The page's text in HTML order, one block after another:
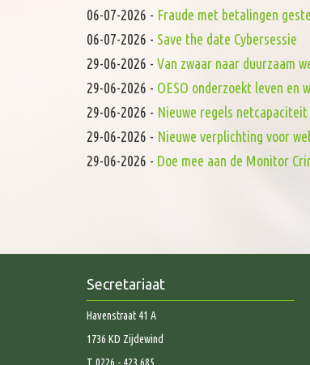
06-07-2026 - Fraude met betalingen
06-07-2026 - Save the date Cybersessie
29-06-2026 - Van zwaar naar duurzaam
29-06-2026 - OESO onderzoekt leven en
29-06-2026 - Nieuwe regels
29-06-2026 - Nieuwe verplichting voor
29-06-2026 - Doe mee aan de Monitor
Secretariaat
Havenstraat 41 A
1736 KD Zijdewind
T 0226 - 423 685